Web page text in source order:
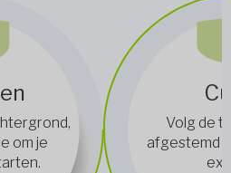
om je
Volg de
afgestemd